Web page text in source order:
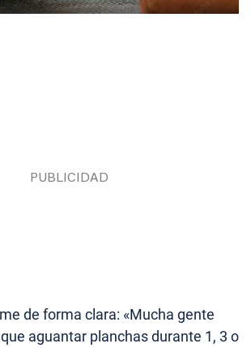
de forma clara: «Mucha gente
aguantar planchas durante 1, 3 o